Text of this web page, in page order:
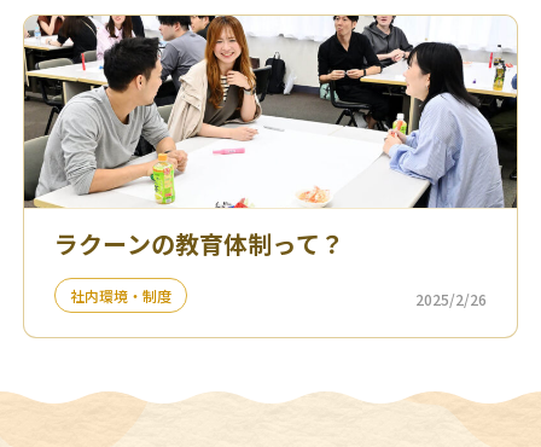
ラクーンの教育体制って？
社内環境・制度 2025/2/26